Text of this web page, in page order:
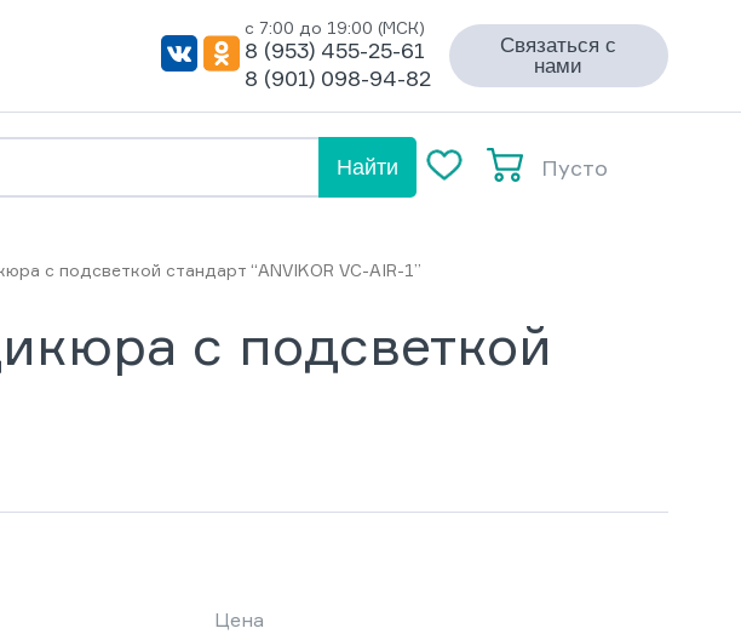
с 7:00 до 19:00 (МСК)
8 (953) 455-25-61
8 (901) 098-94-82
Связаться с
нами
Найти Пусто
с подсветкой стандарт “ANVIKOR VC-AIR-1”
с подсветкой
Цена